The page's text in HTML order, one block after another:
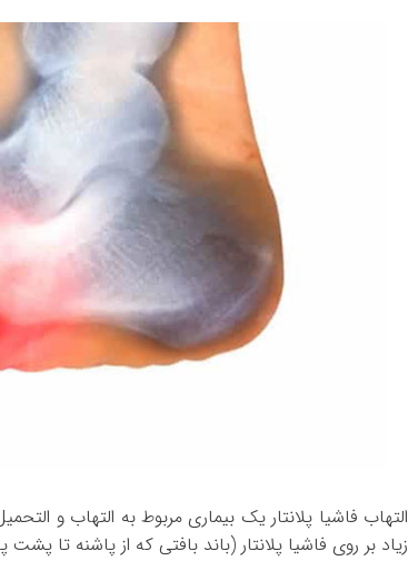
التهاب فاشیا پلانتار یک بیماری مربوط به التهاب و
زیاد بر روی فاشیا پلانتار (باند بافتی که از پاشنه تا